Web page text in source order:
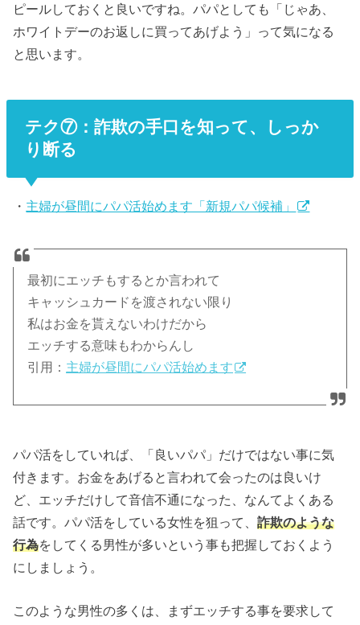
ピールしておくと良いですね。パパとしても「じゃあ、
ホワイトデーのお返しに買ってあげよう」って気になる
と思います。
テク⑦：詐欺の手口を知って、しっか
り断る
・ 主婦が昼間にパパ活始めます「新規パパ候補」
最初にエッチもするとか言われて
キャッシュカードを渡されない限り
私はお金を貰えないわけだから
エッチする意味もわからんし
引用： 主婦が昼間にパパ活始めます
パパ活をしていれば、「良いパパ」だけではない事に気
付きます。お金をあげると言われて会ったのは良いけ
ど、エッチだけして音信不通になった、なんてよくある
話です。パパ活をしている女性を狙って、詐欺のような
行為をしてくる男性が多いという事も把握しておくよう
にしましょう。
このような男性の多くは、まずエッチする事を要求して